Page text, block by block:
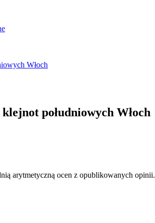
Włoch
południowych Włoch
arytmetyczną ocen z opublikowanych opinii.